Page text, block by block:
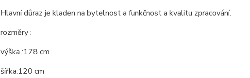
Hlavní důraz je kladen na bytelnost a funkčnost a kvalitu zpracování.
rozměry :
výška :178 cm
šířka:120 cm